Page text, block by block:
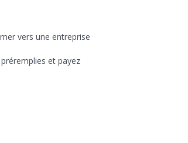
vers une entreprise
et payez